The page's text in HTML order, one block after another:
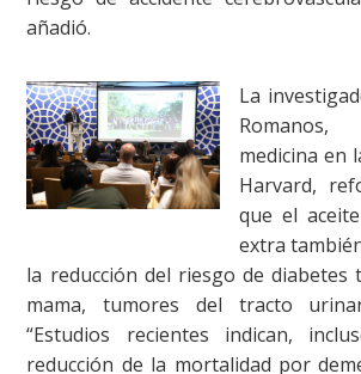
añadió.
La
medicina en
Harvard,
que el
extra
la reducción del riesgo de diabetes
mama, tumores del tracto
“Estudios recientes indican,
reducción de la mortalidad por